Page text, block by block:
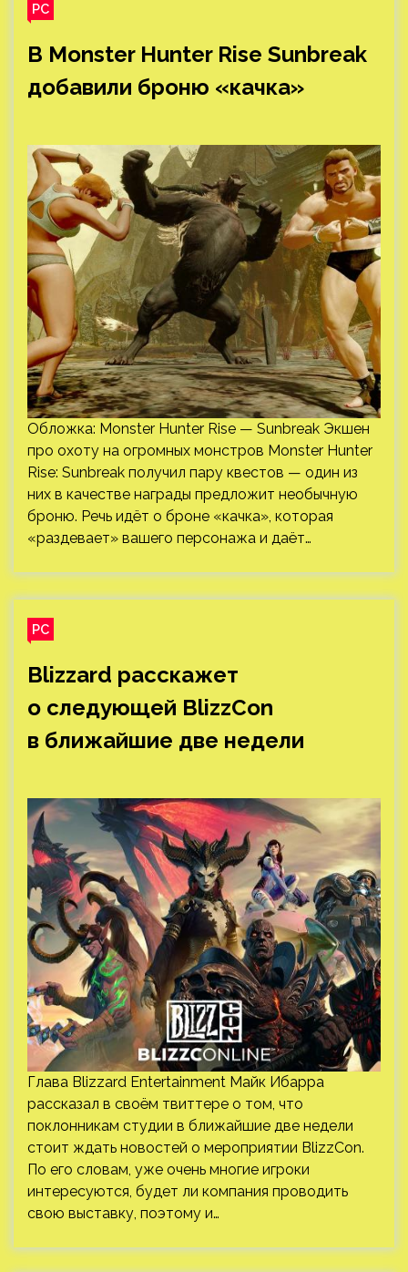
PC
В Monster Hunter Rise Sunbreak
добавили броню «качка»
Обложка: Monster Hunter Rise — Sunbreak Экшен
про охоту на огромных монстров Monster Hunter
Rise: Sunbreak получил пару квестов — один из
них в качестве награды предложит необычную
броню. Речь идёт о броне «качка», которая
«раздевает» вашего персонажа и даёт…
PC
Blizzard расскажет
о следующей BlizzCon
в ближайшие две недели
Глава Blizzard Entertainment Майк Ибарра
рассказал в своём твиттере о том, что
поклонникам студии в ближайшие две недели
стоит ждать новостей о мероприятии BlizzCon.
По его словам, уже очень многие игроки
интересуются, будет ли компания проводить
свою выставку, поэтому и…